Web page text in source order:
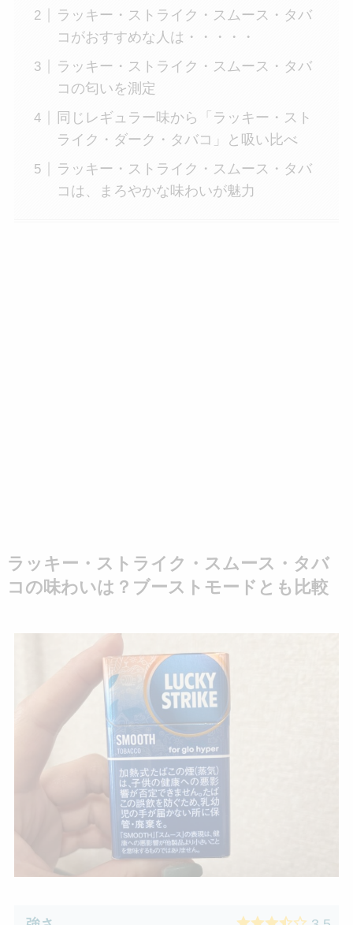
ラッキー・ストライク・スムース・タバ
コがおすすめな人は・・・・・
ラッキー・ストライク・スムース・タバ
コの匂いを測定
同じレギュラー味から「ラッキー・スト
ライク・ダーク・タバコ」と吸い比べ
ラッキー・ストライク・スムース・タバ
コは、まろやかな味わいが魅力
ラッキー・ストライク・スムース・タバ
コの味わいは？ブーストモードとも比較